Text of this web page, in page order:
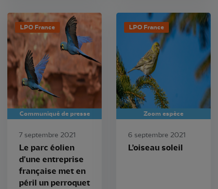
LPO France
Communiqué de presse
7 septembre 2021
Le parc éolien
d'une entreprise
française met en
péril un perroquet
LPO France
Zoom espèce
6 septembre 2021
L’oiseau soleil